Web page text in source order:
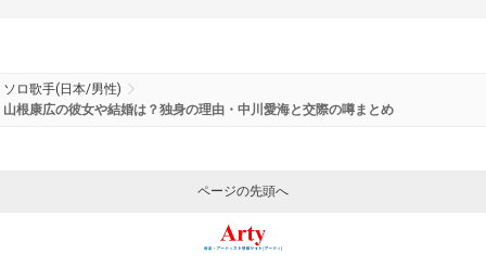
ソロ歌手(日本/男性)
山根康広の彼女や結婚は？独身の理由・中川愛海と交際の噂まとめ
ページの先頭へ